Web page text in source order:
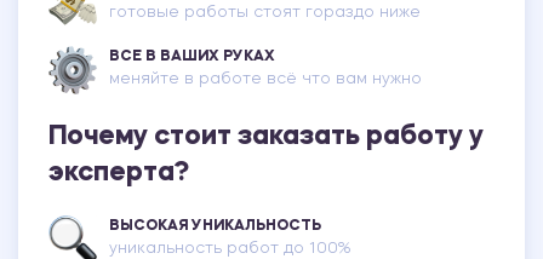
готовые работы стоят гораздо ниже
ВСЕ В ВАШИХ РУКАХ
меняйте в работе всё что вам нужно
Почему стоит заказать работу у
эксперта?
ВЫСОКАЯ УНИКАЛЬНОСТЬ
уникальность работ до 100%